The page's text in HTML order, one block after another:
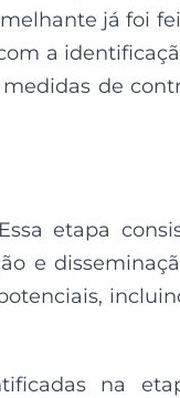
já foi
a
de
etapa
e
na